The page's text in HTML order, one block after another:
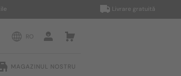
Livrare gratuită
RO
MAGAZINUL NOSTRU